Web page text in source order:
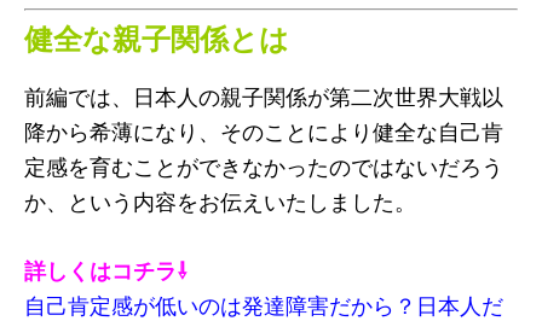
健全な親子関係とは
前編では、日本人の親子関係が第二次世界大戦以
降から希薄になり、そのことにより健全な自己肯
定感を育むことができなかったのではないだろう
か、という内容をお伝えいたしました。
詳しくはコチラ⇩
自己肯定感が低いのは発達障害だから？日本人だ